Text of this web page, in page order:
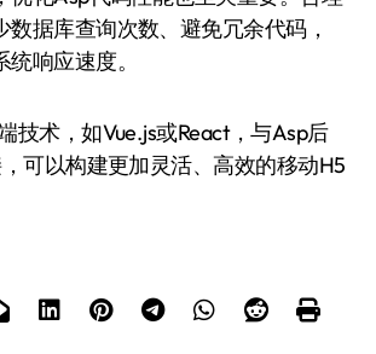
数据库查询次数、避免冗余代码，
响应速度。
技术，如Vue.js或React，与Asp后
可以构建更加灵活、高效的移动H5